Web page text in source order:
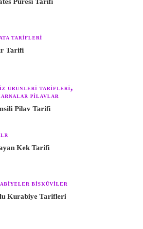
TARIFLERI
Tarifi
ÜRÜNLERI TARIFLERI
PILAVLAR
Pilav Tarifi
Kek Tarifi
BISKÜVILER
Kurabiye Tarifleri